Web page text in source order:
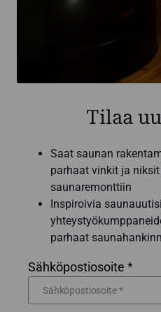
Tilaa
Saat saunan
parhaat vinkit ja
saunaremonttiin
Inspiroivia
parhaat
Sähköpostiosoite *